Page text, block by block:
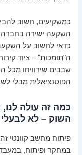
כמשקיעים, חשוב
השקעה ישירה בחברה
כדאי לחשוב על
ה"תומכות" – ציוד
שבבים שירוויחו מכל
הפוטנציאלית מבלי
כמה זה עולה לנו,
השוק – לא
פיתוח מחשב קוונטי
במחקר ופיתוח,